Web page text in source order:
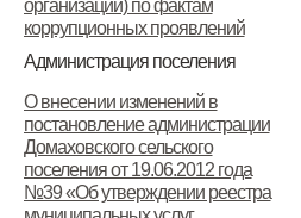
организации) по фактам
коррупционных проявлений
Администрация поселения
Структура и прием граждан
О внесении изменений в
постановление администрации
Домаховского сельского
поселения от 19.06.2012 года
№39 «Об утверждении реестра